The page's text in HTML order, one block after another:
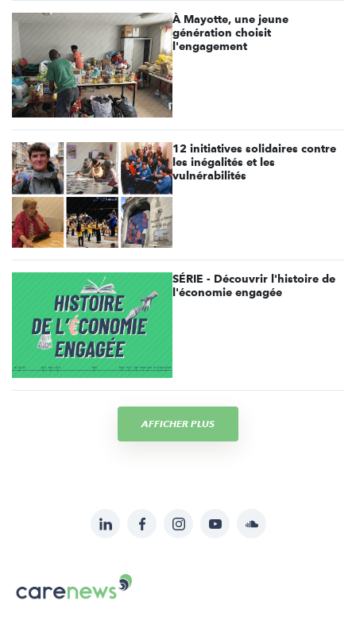
À Mayotte, une jeune
génération choisit
l'engagement
12 initiatives solidaires contre
les inégalités et les
vulnérabilités
SÉRIE - Découvrir l'histoire de
l'économie engagée
AFFICHER PLUS
sur:
LinkedInFacebookInstagramYouTubeSoundcloud
Carenews,
Le